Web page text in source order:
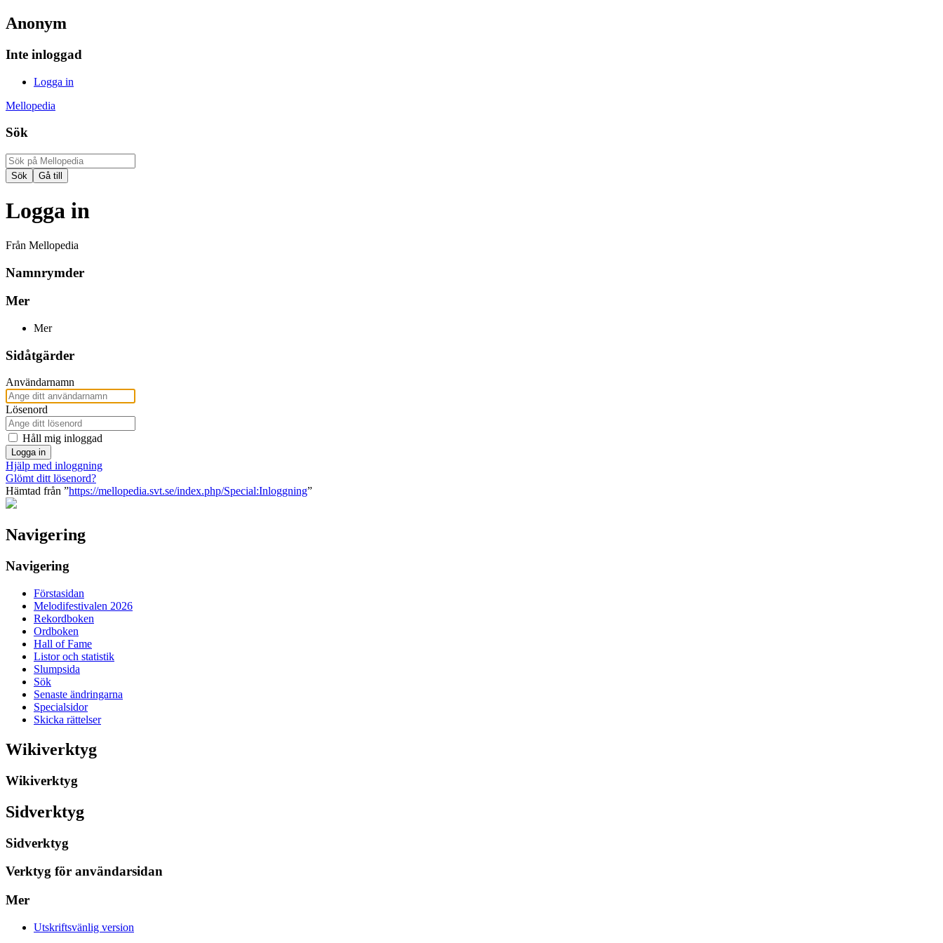
Anonym
Inte inloggad
Logga in
Mellopedia
Sök
Logga in
Från Mellopedia
Namnrymder
Mer
Mer
Sidåtgärder
Användarnamn
Lösenord
Håll mig inloggad
Logga in
Hjälp med inloggning
Glömt ditt lösenord?
Hämtad från ”https://mellopedia.svt.se/index.php/Special:Inloggning”
Navigering
Navigering
Förstasidan
Melodifestivalen 2026
Rekordboken
Ordboken
Hall of Fame
Listor och statistik
Slumpsida
Sök
Senaste ändringarna
Specialsidor
Skicka rättelser
Wikiverktyg
Wikiverktyg
Sidverktyg
Sidverktyg
Verktyg för användarsidan
Mer
Utskriftsvänlig version